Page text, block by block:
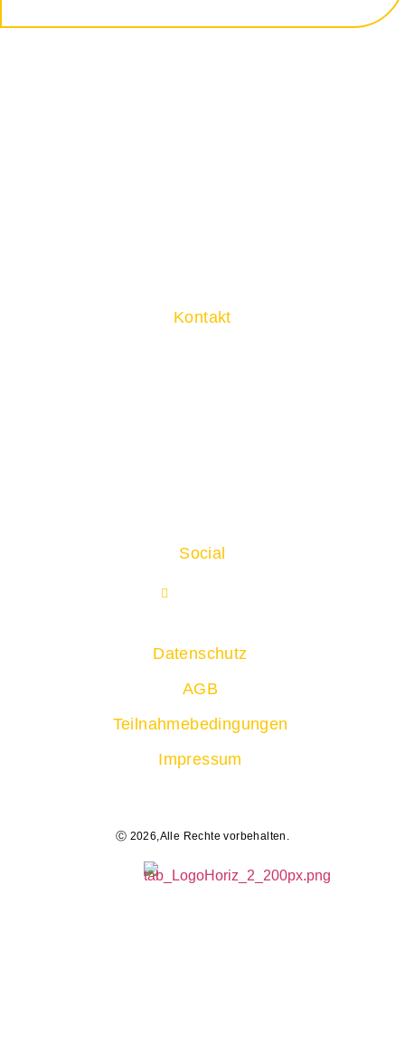
Kontakt
Social
Datenschutz
AGB
Teilnahmebedingungen
Impressum
Ⓒ 2026,Alle Rechte vorbehalten.